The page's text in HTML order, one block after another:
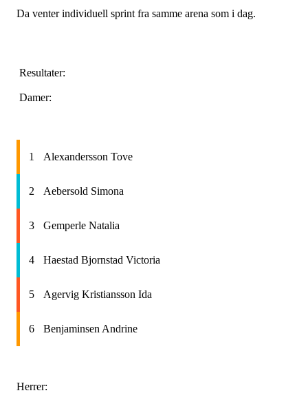
Da venter individuell sprint fra samme arena som i dag.
Resultater:
Damer:
1 Alexandersson Tove
2 Aebersold Simona
3 Gemperle Natalia
4 Haestad Bjornstad Victoria
5 Agervig Kristiansson Ida
6 Benjaminsen Andrine
Herrer: